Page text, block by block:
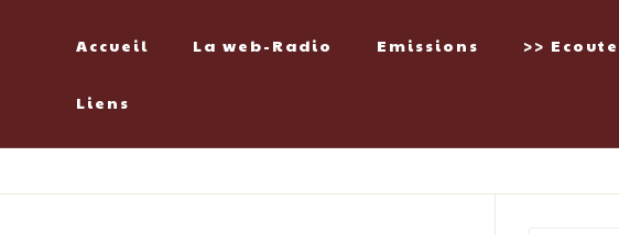
Accueil La web-Radio Emissions >>
Liens